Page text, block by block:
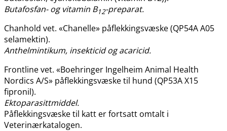
Butafosfan- og vitamin B12-preparat.
Chanhold vet. «Chanelle» påflekkingsvæske (QP54A A05
selamektin).
Anthelmintikum, insekticid og acaricid.
Frontline vet. «Boehringer Ingelheim Animal Health
Nordics A​/​S» påflekkingsvæske til hund (QP53A X15
fipronil).
Ektoparasittmiddel.
Påflekkingsvæske til katt er fortsatt omtalt i
Veterinærkatalogen.